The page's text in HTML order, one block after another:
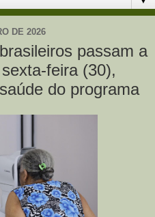
DE 2026
passam a
feira (30),
do programa